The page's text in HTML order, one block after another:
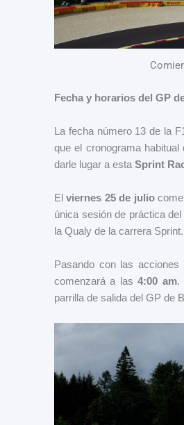
Fecha y horarios del GP
La fecha número 13 de la
que el cronograma
darle lugar a esta Sprint
Elviernes 25 de julio
única sesión de práctica
la Qualy de la carrera Sprint.
Pasando con las acciones
comenzará a las4:00 am.
parrilla de salida del GP de